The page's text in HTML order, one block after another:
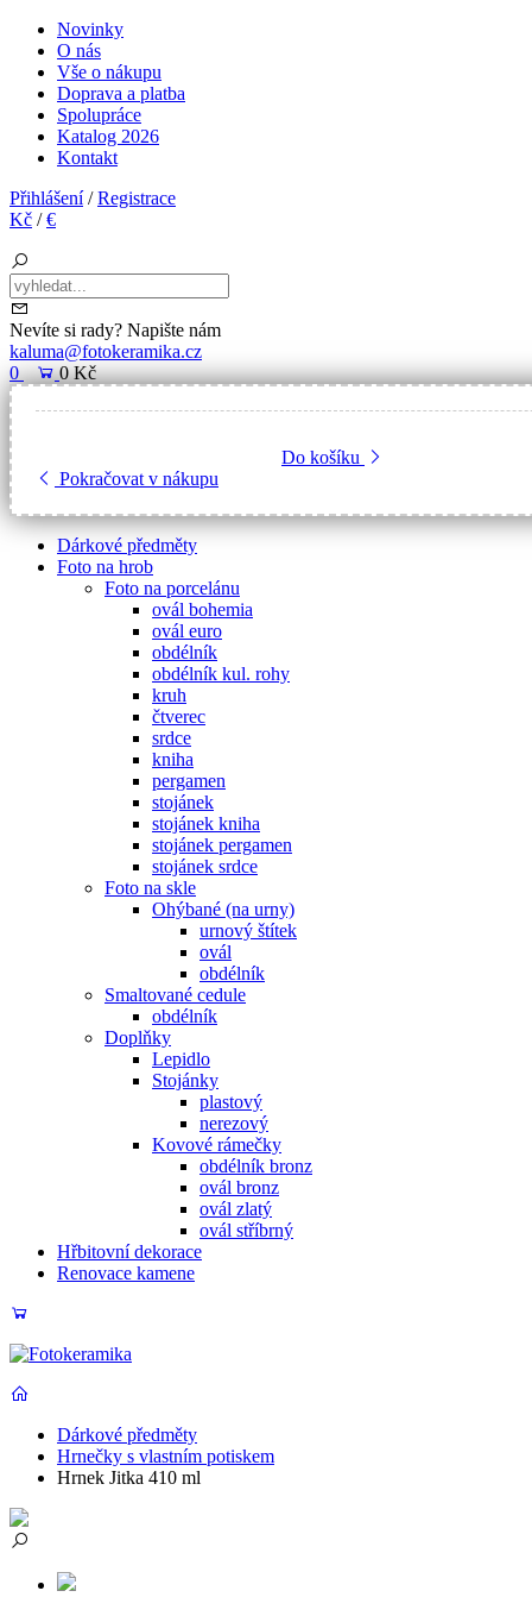
Novinky
O nás
Vše o nákupu
Doprava a platba
Spolupráce
Katalog 2026
Kontakt
Přihlášení/Registrace
Kč / €
Nevíte si rady? Napište nám
kaluma@fotokeramika.cz
0
0 Kč
Do košíku
Pokračovat v nákupu
Dárkové předměty
Foto na hrob
Foto na porcelánu
ovál bohemia
ovál euro
obdélník
obdélník kul. rohy
kruh
čtverec
srdce
kniha
pergamen
stojánek
stojánek kniha
stojánek pergamen
stojánek srdce
Foto na skle
Ohýbané (na urny)
urnový štítek
ovál
obdélník
Smaltované cedule
obdélník
Doplňky
Lepidlo
Stojánky
plastový
nerezový
Kovové rámečky
obdélník bronz
ovál bronz
ovál zlatý
ovál stříbrný
Hřbitovní dekorace
Renovace kamene
Dárkové předměty
Hrnečky s vlastním potiskem
Hrnek Jitka 410 ml